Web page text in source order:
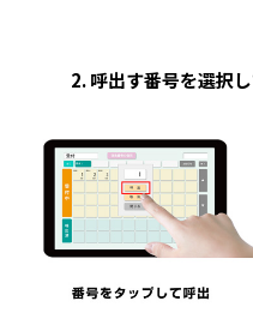
2. 呼出す番号を選択